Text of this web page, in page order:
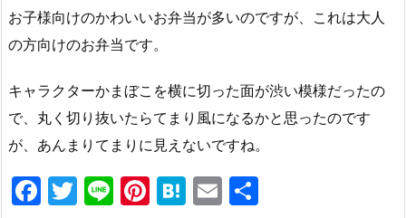
お子様向けのかわいいお弁当が多いのですが、これは大人
の方向けのお弁当です。
キャラクターかまぼこを横に切った面が渋い模様だったの
で、丸く切り抜いたらてまり風になるかと思ったのです
が、あんまりてまりに見えないですね。
F
T
Li Pi H
E